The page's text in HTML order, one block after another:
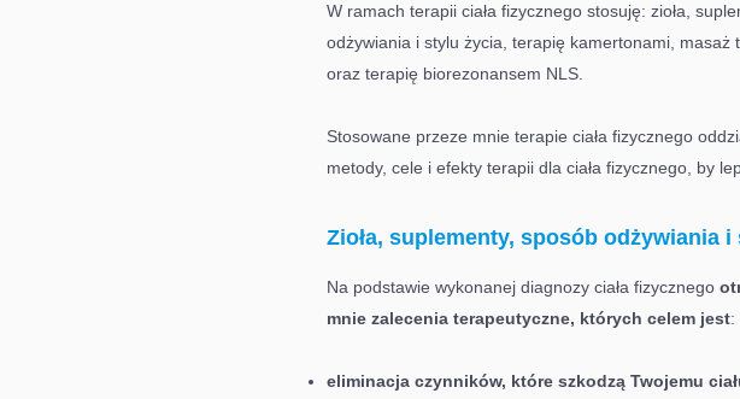
W ramach terapii ciała fizycznego stosuję: zioła,
odżywiania i stylu życia, terapię kamertonami,
oraz terapię biorezonansem NLS.
Stosowane przeze mnie terapie ciała fizycznego
metody, cele i efekty terapii dla ciała fizycznego, by
Zioła, suplementy, sposób odżywiania
Na podstawie wykonanej diagnozy ciała fizycznego
mnie zalecenia terapeutyczne, których celem jest:
eliminacja czynników, które szkodzą Twojemu